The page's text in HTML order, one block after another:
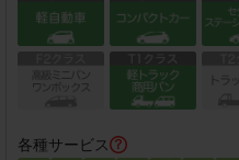
各種サービス